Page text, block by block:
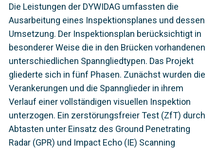
Die Leistungen der DYWIDAG umfassten die
Ausarbeitung eines Inspektionsplanes und dessen
Umsetzung. Der Inspektionsplan berücksichtigt in
besonderer Weise die in den Brücken vorhandenen
unterschiedlichen Spanngliedtypen. Das Projekt
gliederte sich in fünf Phasen. Zunächst wurden die
Verankerungen und die Spannglieder in ihrem
Verlauf einer vollständigen visuellen Inspektion
unterzogen. Ein zerstörungsfreier Test (ZfT) durch
Abtasten unter Einsatz des Ground Penetrating
Radar (GPR) und Impact Echo (IE) Scanning